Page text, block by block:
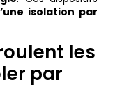
isolation par
les
par